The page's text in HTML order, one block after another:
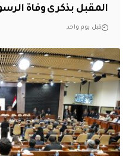
المقبل بذكرى وفاة
قبل يوم واحد